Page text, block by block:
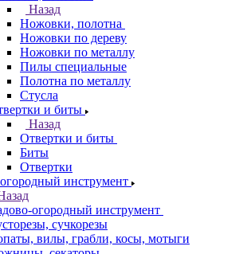
Назад
Ножовки, полотна
Ножовки по дереву
Ножовки по металлу
Пилы специальные
Полотна по металлу
Стусла
и биты
Назад
Отвертки и биты
Биты
Отвертки
инструмент
огородный инструмент
сучкорезы
вилы, грабли, косы, мотыги